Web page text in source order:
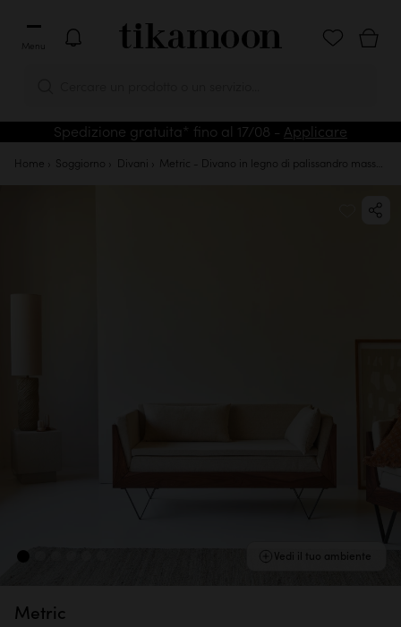
Menu
Spedizione gratuita* fino al 17/08 - Applicare
Vedi il tuo ambiente
Home Soggiorno Divani Metric - Divano in legno di palissandro massello e tessuto, 2 posti
Metric